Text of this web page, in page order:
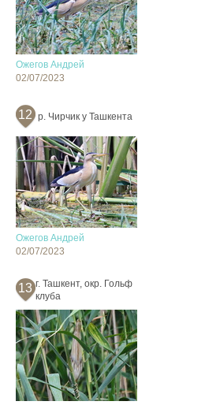
Ожегов Андрей
02/07/2023
12 р. Чирчик у Ташкента
Ожегов Андрей
02/07/2023
13 г. Ташкент, окр. Гольф
клуба